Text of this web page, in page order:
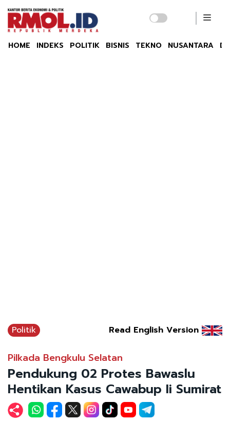
HOME INDEKS POLITIK BISNIS TEKNO NUSANTARA
Politik Read English Version
Pilkada Bengkulu Selatan
Pendukung 02 Protes Bawaslu
Hentikan Kasus Cawabup Ii Sumirat